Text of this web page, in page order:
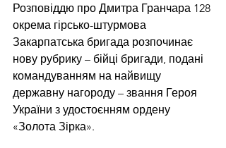
Розповіддю про Дмитра Гранчара 128
окрема гірсько-штурмова
Закарпатська бригада розпочинає
нову рубрику – бійці бригади, подані
командуванням на найвищу
державну нагороду – звання Героя
України з удостоєнням ордену
«Золота Зірка».